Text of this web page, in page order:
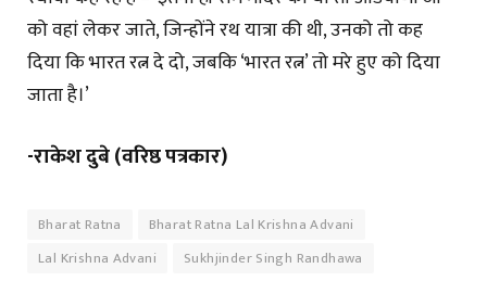
को वहां लेकर जाते, जिन्होंने रथ यात्रा की थी, उनको तो कह
दिया कि भारत रत्न दे दो, जबकि ‘भारत रत्न’ तो मरे हुए को दिया
जाता है।’
-राकेश दुबे (वरिष्ठ पत्रकार)
Bharat Ratna
Bharat Ratna Lal Krishna Advani
Lal Krishna Advani
Sukhjinder Singh Randhawa